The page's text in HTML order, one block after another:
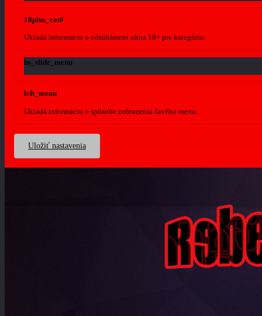
18plus_cat#
Ukladá informáciu o odsúhlasení okna 18+ pre kategóriu.
bs_slide_menu
left_menu
Ukladá informáciu o spôsobe zobrazenia ľavého menu.
Uložiť nastavenia